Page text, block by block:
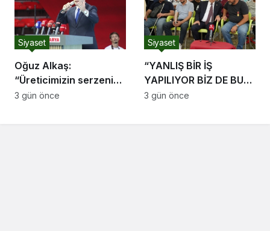
Oğuz Alkaş:
“Üreticimizin serzenişi
haklı, devletimizin
Siyaset
3 gün önce
“YANLIŞ BİR İŞ
YAPILIYOR BİZ DE BU
YANLIŞ İŞ KARŞISINDA
Siyaset
3 gün önce